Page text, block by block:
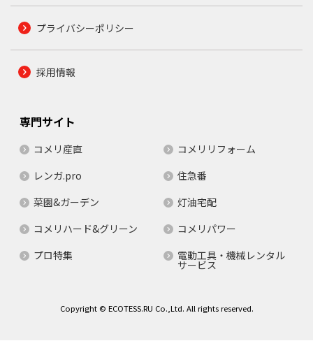
プライバシーポリシー
採用情報
専門サイト
コメリ産直
コメリリフォーム
レンガ.pro
住急番
菜園&ガーデン
灯油宅配
コメリハード&グリーン
コメリパワー
プロ特集
電動工具・機械レンタル
サービス
Copyright © ECOTESS.RU Co.,Ltd. All rights reserved.